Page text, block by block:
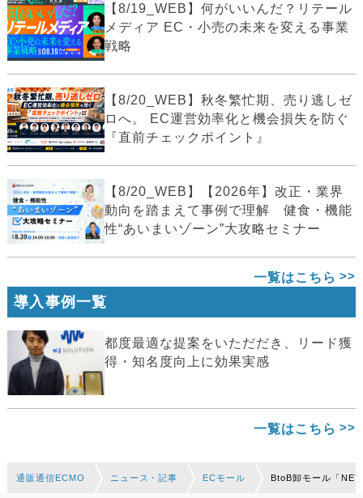
【8/19_WEB】何がいいんだ？リテール
メディア EC・小売の未来を変える事業
戦略
【8/20_WEB】秋冬繁忙期、売り逃しゼ
ロへ。 EC運営効率化と機会損失を防ぐ
『直前チェックポイント』
【8/20_WEB】【2026年】改正・業界
動向を踏まえて事例で理解 健食・機能
性“あいまいゾーン”大攻略セミナー
一覧はこちら
導入事例一覧
都度最適な提案をいただだき、リード獲
得・知名度向上に効果実感
一覧はこちら
通販通信ECMO ニュース・記事 ECモール BtoB卸モール「